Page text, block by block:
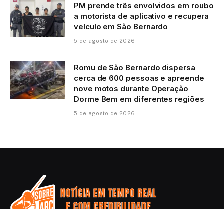
PM prende três envolvidos em roubo
a motorista de aplicativo e recupera
veículo em São Bernardo
5 de agosto de 2026
Romu de São Bernardo dispersa
cerca de 600 pessoas e apreende
nove motos durante Operação
Dorme Bem em diferentes regiões
5 de agosto de 2026